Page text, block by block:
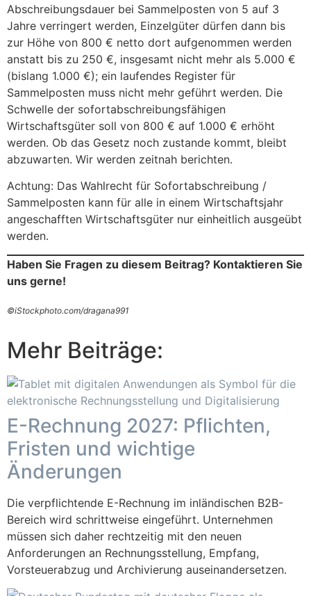
Abschreibungsdauer bei Sammelposten von 5 auf 3
Jahre verringert werden, Einzelgüter dürfen dann bis
zur Höhe von 800 € netto dort aufgenommen werden
anstatt bis zu 250 €, insgesamt nicht mehr als 5.000 €
(bislang 1.000 €); ein laufendes Register für
Sammelposten muss nicht mehr geführt werden. Die
Schwelle der sofortabschreibungsfähigen
Wirtschaftsgüter soll von 800 € auf 1.000 € erhöht
werden. Ob das Gesetz noch zustande kommt, bleibt
abzuwarten. Wir werden zeitnah berichten.
Achtung: Das Wahlrecht für Sofortabschreibung /
Sammelposten kann für alle in einem Wirtschaftsjahr
angeschafften Wirtschaftsgüter nur einheitlich ausgeübt
werden.
Haben Sie Fragen zu diesem Beitrag? Kontaktieren Sie
uns gerne!
©iStockphoto.com/dragana991
Mehr Beiträge:
E-Rechnung 2027: Pflichten,
Fristen und wichtige
Änderungen
Die verpflichtende E-Rechnung im inländischen B2B-
Bereich wird schrittweise eingeführt. Unternehmen
müssen sich daher rechtzeitig mit den neuen
Anforderungen an Rechnungsstellung, Empfang,
Vorsteuerabzug und Archivierung auseinandersetzen.